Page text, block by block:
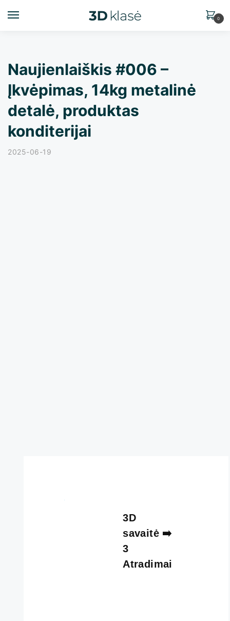
0
Naujienlaiškis #006 –
Įkvėpimas, 14kg metalinė
detalė, produktas
konditerijai
2025-06-19
3D
savaitė ➡️
3
Atradimai